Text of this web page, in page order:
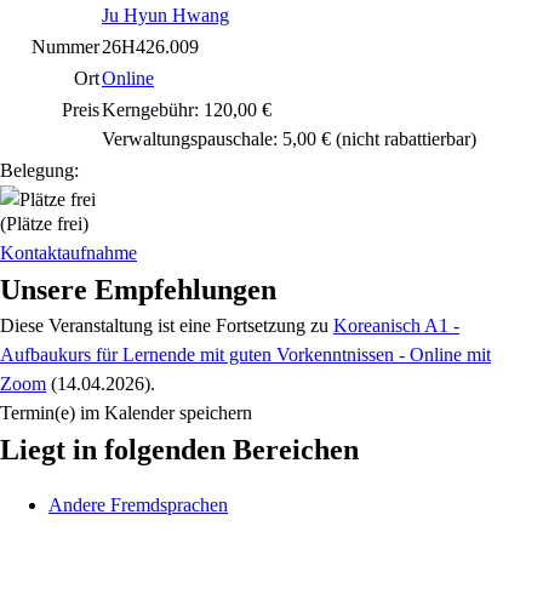
Ju Hyun Hwang
Nummer26H426.009
OrtOnline
PreisKerngebühr: 120,00 €
Verwaltungspauschale: 5,00 € (nicht rabattierbar)
Belegung:
(Plätze frei)
Kontaktaufnahme
Unsere Empfehlungen
Diese Veranstaltung ist eine Fortsetzung zu Koreanisch A1 -
Aufbaukurs für Lernende mit guten Vorkenntnissen - Online mit
Zoom (14.04.2026).
Termin(e) im Kalender speichern
Liegt in folgenden Bereichen
Andere Fremdsprachen